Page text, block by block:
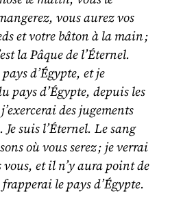
vous aurez vos
et votre bâton à la main ;
la Pâque de l’Éternel.
d’Égypte, et je
pays d’Égypte, depuis les
des jugements
suis l’Éternel. Le sang
où vous serez ; je verrai
vous, et il n’y aura point de
le pays d’Égypte.